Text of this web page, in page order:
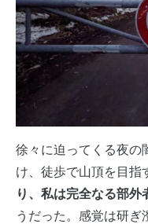
徐々に迫ってくる夜の
け、徒歩で山頂を目指
り、私は完全なる部外
うだった。感覚は研